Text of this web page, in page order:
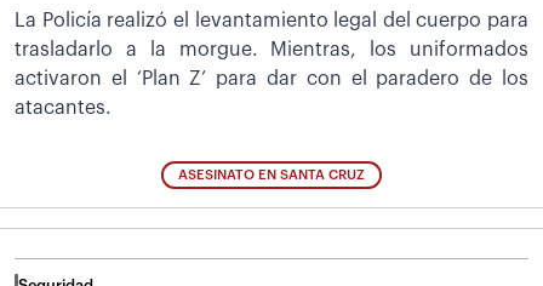
La Policía realizó el levantamiento legal del cuerpo para
trasladarlo a la morgue. Mientras, los uniformados
activaron el ‘Plan Z’ para dar con el paradero de los
atacantes.
ASESINATO EN SANTA CRUZ